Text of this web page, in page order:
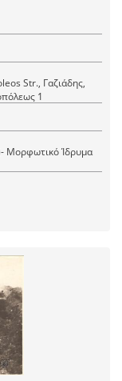
Mητροπόλεως 1
Μορφωτικό Ίδρυμα